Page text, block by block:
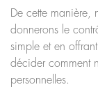
De cette manière,
donnerons le
simple et en
décider comment
personnelles.